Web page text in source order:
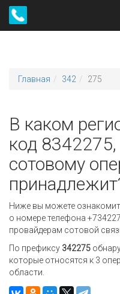
Главная 342 275
В каком
код
сотовому
Ниже вы можете
о номере телефона
провайдерам сотовой
По префиксу 342275
которые относятся к 3
области.